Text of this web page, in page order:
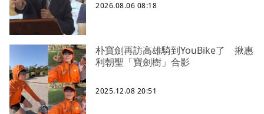
2026.08.06 08:18
朴寶劍再訪高雄騎到YouBike了 揪惠
利朝聖「寶劍樹」合影
2025.12.08 20:51